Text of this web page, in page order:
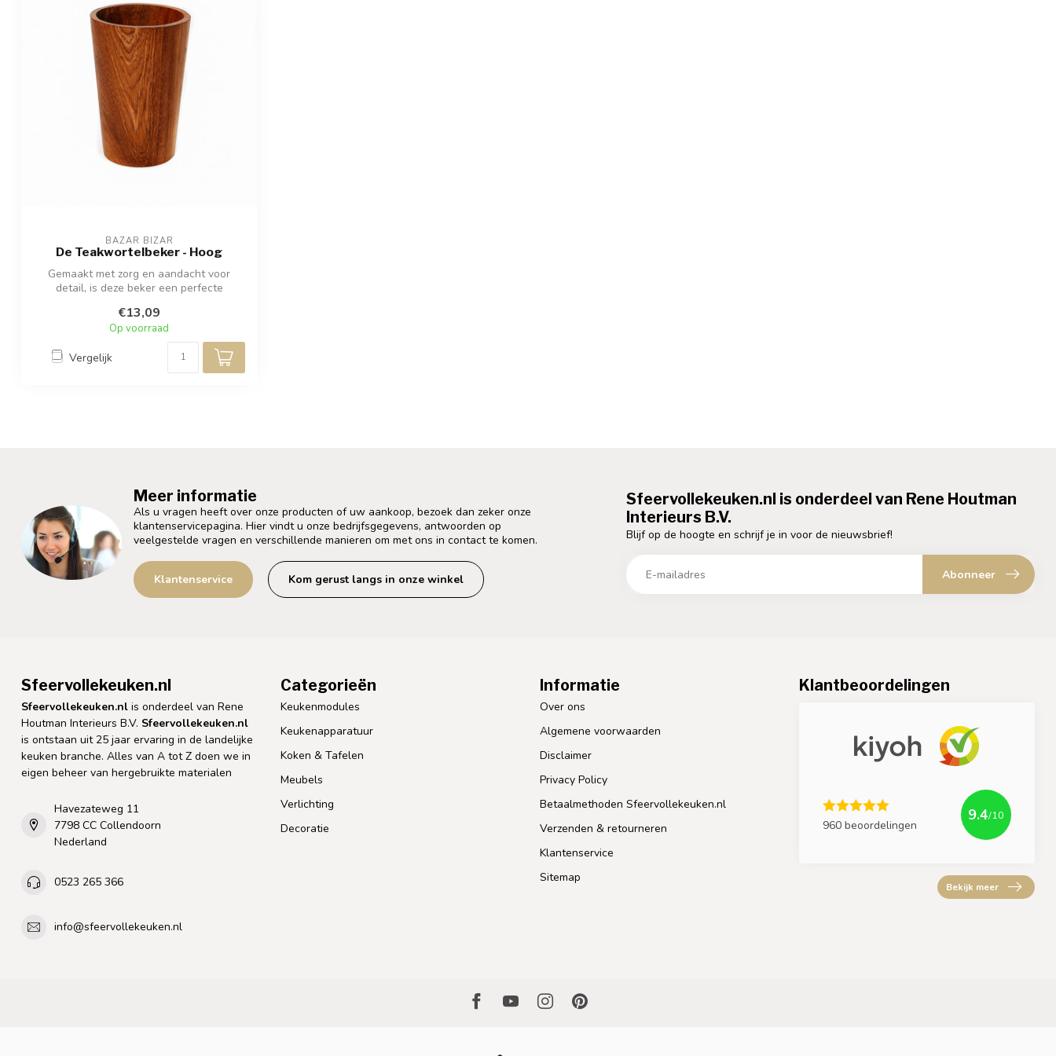
BAZAR BIZAR
De Teakwortelbeker - Hoog
Gemaakt met zorg en aandacht voor
detail, is deze beker een perfecte
€13,09
Op voorraad
Vergelijk
Meer informatie
Als u vragen heeft over onze producten of uw aankoop, bezoek dan zeker onze
klantenservicepagina. Hier vindt u onze bedrijfsgegevens, antwoorden op
veelgestelde vragen en verschillende manieren om met ons in contact te komen.
Klantenservice Kom gerust langs in onze winkel
Sfeervollekeuken.nl is onderdeel van Rene Houtman
Interieurs B.V.
Blijf op de hoogte en schrijf je in voor de nieuwsbrief!
Abonneer
Sfeervollekeuken.nl
Sfeervollekeuken.nl is onderdeel van Rene
Houtman Interieurs B.V. Sfeervollekeuken.nl
is ontstaan uit 25 jaar ervaring in de landelijke
keuken branche. Alles van A tot Z doen we in
eigen beheer van hergebruikte materialen
Havezateweg 11
7798 CC Collendoorn
Nederland
0523 265 366
info@sfeervollekeuken.nl
Categorieën
Keukenmodules
Keukenapparatuur
Koken & Tafelen
Meubels
Verlichting
Decoratie
Informatie
Over ons
Algemene voorwaarden
Disclaimer
Privacy Policy
Betaalmethoden Sfeervollekeuken.nl
Verzenden & retourneren
Klantenservice
Sitemap
Klantbeoordelingen
960 beoordelingen
9.4/10
Bekijk meer